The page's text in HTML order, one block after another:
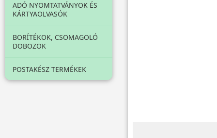
ADÓ NYOMTATVÁNYOK ÉS
KÁRTYAOLVASÓK
BORÍTÉKOK, CSOMAGOLÓ
DOBOZOK
POSTAKÉSZ TERMÉKEK